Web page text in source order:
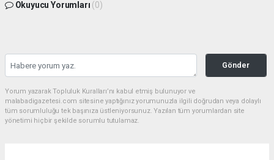
Okuyucu Yorumları (0)
Gönder
Yorum yazarak Topluluk Kuralları’nı kabul etmiş bulunuyor ve
malabadigazetesi.com sitesine yaptığınız yorumunuzla ilgili doğrudan veya dolaylı
tüm sorumluluğu tek başınıza üstleniyorsunuz. Yazılan tüm yorumlardan site
yönetimi hiçbir şekilde sorumlu tutulamaz.